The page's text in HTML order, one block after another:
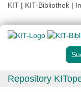
KIT | KIT-Bibliothek |
Repository